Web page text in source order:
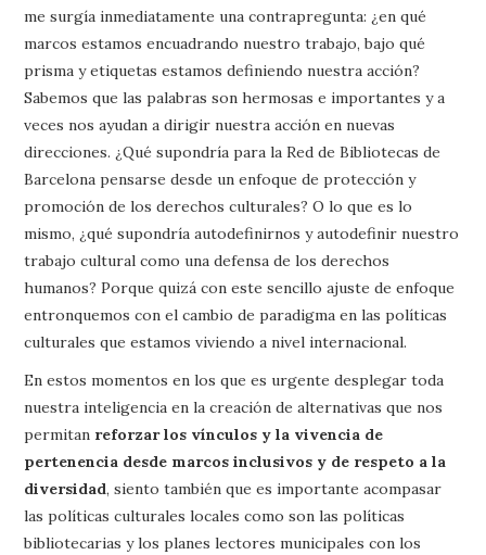
me surgía inmediatamente una contrapregunta: ¿en qué
marcos estamos encuadrando nuestro trabajo, bajo qué
prisma y etiquetas estamos definiendo nuestra acción?
Sabemos que las palabras son hermosas e importantes y a
veces nos ayudan a dirigir nuestra acción en nuevas
direcciones. ¿Qué supondría para la Red de Bibliotecas de
Barcelona pensarse desde un enfoque de protección y
promoción de los derechos culturales? O lo que es lo
mismo, ¿qué supondría autodefinirnos y autodefinir nuestro
trabajo cultural como una defensa de los derechos
humanos? Porque quizá con este sencillo ajuste de enfoque
entronquemos con el cambio de paradigma en las políticas
culturales que estamos viviendo a nivel internacional.
En estos momentos en los que es urgente desplegar toda
nuestra inteligencia en la creación de alternativas que nos
permitan reforzar los vínculos y la vivencia de
pertenencia desde marcos inclusivos y de respeto a la
diversidad, siento también que es importante acompasar
las políticas culturales locales como son las políticas
bibliotecarias y los planes lectores municipales con los